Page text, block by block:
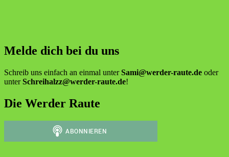
Melde dich bei du uns
Schreib uns einfach an einmal unterSami@werder-raute.de oder
unterSchreihalzz@werder-raute.de!
Die Werder Raute